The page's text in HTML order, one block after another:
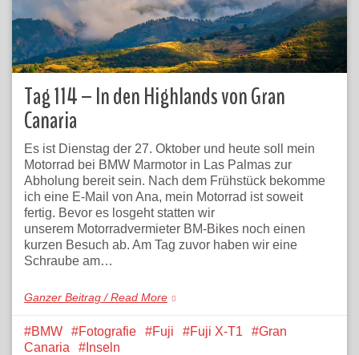
Tag 114 – In den Highlands von Gran
Canaria
Es ist Dienstag der 27. Oktober und heute soll mein
Motorrad bei BMW Marmotor in Las Palmas zur
Abholung bereit sein. Nach dem Frühstück bekomme
ich eine E-Mail von Ana, mein Motorrad ist soweit
fertig. Bevor es losgeht statten wir
unserem Motorradvermieter BM-Bikes noch einen
kurzen Besuch ab. Am Tag zuvor haben wir eine
Schraube am…
Ganzer Beitrag / Read More
BMW Fotografie Fuji Fuji X-T1
Gran
Canaria
Inseln